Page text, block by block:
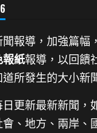
報導，加強篇幅
報紙報導，以回饋
所發生的大小新
更新最新新聞 ，
、地方、兩岸、